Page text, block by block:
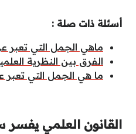
أسئلة ذات صلة :
ماهي الجمل التي تعبر
الفرق بين النظرية
ما هي الجمل التي تعبر
القانون العلمي